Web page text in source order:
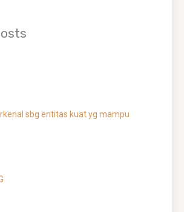
sbg entitas kuat yg mampu